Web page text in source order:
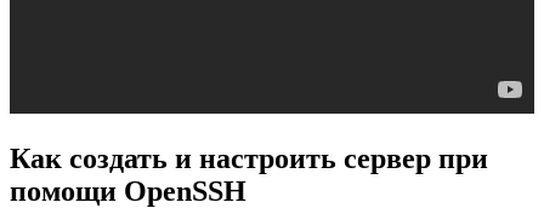
Как создать и настроить сервер при
помощи OpenSSH